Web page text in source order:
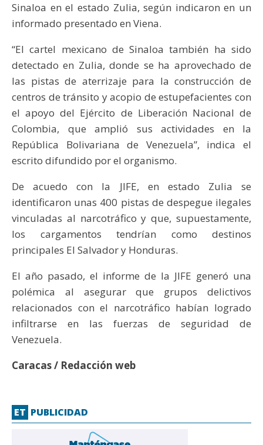
Sinaloa en el estado Zulia, según indicaron en un
informado presentado en Viena.
“El cartel mexicano de Sinaloa también ha sido
detectado en Zulia, donde se ha aprovechado de
las pistas de aterrizaje para la construcción de
centros de tránsito y acopio de estupefacientes con
el apoyo del Ejército de Liberación Nacional de
Colombia, que amplió sus actividades en la
República Bolivariana de Venezuela”, indica el
escrito difundido por el organismo.
De acuedo con la JIFE, en estado Zulia se
identificaron unas 400 pistas de despegue ilegales
vinculadas al narcotráfico y que, supuestamente,
los cargamentos tendrían como destinos
principales El Salvador y Honduras.
El año pasado, el informe de la JIFE generó una
polémica al asegurar que grupos delictivos
relacionados con el narcotráfico habían logrado
infiltrarse en las fuerzas de seguridad de
Venezuela.
Caracas / Redacción web
ET PUBLICIDAD